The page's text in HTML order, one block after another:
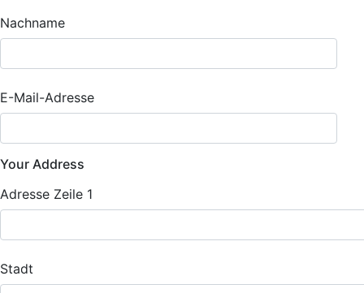
Nachname
E-Mail-Adresse
Your Address
Adresse Zeile 1
Stadt